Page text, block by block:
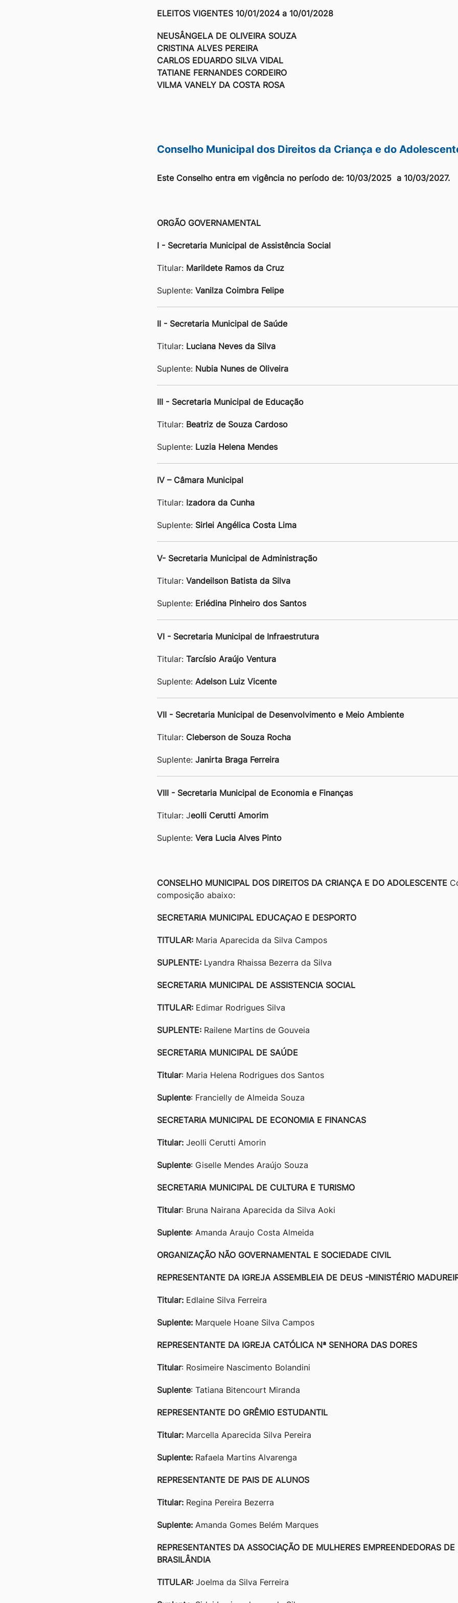
ELEITOS VIGENTES 10/01/2024 a 10/01/2028
NEUSÂNGELA DE OLIVEIRA SOUZA
CRISTINA ALVES PEREIRA
CARLOS EDUARDO SILVA VIDAL
TATIANE FERNANDES CORDEIRO
VILMA VANELY DA COSTA ROSA
Conselho Municipal dos Direitos da Criança e do
Este Conselho entra em vigência no período de: 10/03/2025 a 10/03/2027.
ORGÃO GOVERNAMENTAL
I - Secretaria Municipal de Assistência Social
Titular: Marildete Ramos da Cruz
Suplente: Vanilza Coimbra Felipe
II - Secretaria Municipal de Saúde
Titular: Luciana Neves da Silva
Suplente: Nubia Nunes de Oliveira
III - Secretaria Municipal de Educação
Titular: Beatriz de Souza Cardoso
Suplente: Luzia Helena Mendes
IV – Câmara Municipal
Titular: Izadora da Cunha
Suplente: Sirlei Angélica Costa Lima
V- Secretaria Municipal de Administração
Titular: Vandeilson Batista da Silva
Suplente: Eriédina Pinheiro dos Santos
VI - Secretaria Municipal de Infraestrutura
Titular: Tarcísio Araújo Ventura
Suplente: Adelson Luiz Vicente
VII - Secretaria Municipal de Desenvolvimento e Meio Ambiente
Titular: Cleberson de Souza Rocha
Suplente: Janirta Braga Ferreira
VIII - Secretaria Municipal de Economia e Finanças
Titular: Jeolli Cerutti Amorim
Suplente: Vera Lucia Alves Pinto
CONSELHO MUNICIPAL DOS DIREITOS DA CRIANÇA E DO ADOLESCENTE
composição abaixo:
SECRETARIA MUNICIPAL EDUCAÇAO E DESPORTO
TITULAR: Maria Aparecida da Silva Campos
SUPLENTE: Lyandra Rhaissa Bezerra da Silva
SECRETARIA MUNICIPAL DE ASSISTENCIA SOCIAL
TITULAR: Edimar Rodrigues Silva
SUPLENTE: Railene Martins de Gouveia
SECRETARIA MUNICIPAL DE SAÚDE
Titular: Maria Helena Rodrigues dos Santos
Suplente: Francielly de Almeida Souza
SECRETARIA MUNICIPAL DE ECONOMIA E FINANCAS
Titular: Jeolli Cerutti Amorin
Suplente: Giselle Mendes Araújo Souza
SECRETARIA MUNICIPAL DE CULTURA E TURISMO
Titular: Bruna Nairana Aparecida da Silva Aoki
Suplente: Amanda Araujo Costa Almeida
ORGANIZAÇÃO NÃO GOVERNAMENTAL E SOCIEDADE CIVIL
REPRESENTANTE DA IGREJA ASSEMBLEIA DE DEUS -MINISTÉRIO
Titular: Edlaine Silva Ferreira
Suplente: Marquele Hoane Silva Campos
REPRESENTANTE DA IGREJA CATÓLICA Nª SENHORA DAS DORES
Titular: Rosimeire Nascimento Bolandini
Suplente: Tatiana Bitencourt Miranda
REPRESENTANTE DO GRÊMIO ESTUDANTIL
Titular: Marcella Aparecida Silva Pereira
Suplente: Rafaela Martins Alvarenga
REPRESENTANTE DE PAIS DE ALUNOS
Titular: Regina Pereira Bezerra
Suplente: Amanda Gomes Belém Marques
REPRESENTANTES DA ASSOCIAÇÃO DE MULHERES EMPREENDEDORAS DE
BRASILÂNDIA
TITULAR: Joelma da Silva Ferreira